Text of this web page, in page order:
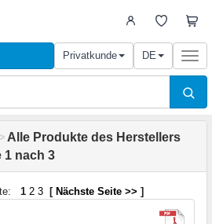
Privatkunde DE
Alle Produkte des Herstellers
1 nach 3
1 2 3 [ Nächste Seite >> ]